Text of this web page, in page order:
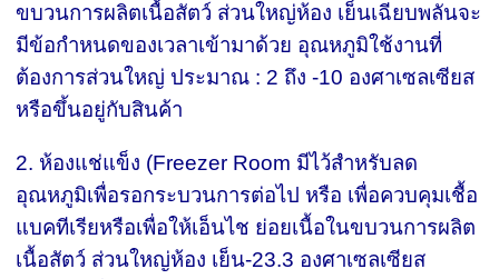
ขบวนการผลิตเนื้อสัตว์ ส่วนใหญ่ห้อง เย็นเฉียบพลันจะ
มีข้อกำหนดของเวลาเข้ามาด้วย อุณหภูมิใช้งานที่
ต้องการส่วนใหญ่ ประมาณ : 2 ถึง -10 องศาเซลเซียส
หรือขึ้นอยู่กับสินค้า
2. ห้องแช่แข็ง (Freezer Room มีไว้สำหรับลด
อุณหภูมิเพื่อรอกระบวนการต่อไป หรือ เพื่อควบคุมเชื้อ
แบคทีเรียหรือเพื่อให้เอ็นไช ย่อยเนื้อในขบวนการผลิต
เนื้อสัตว์ ส่วนใหญ่ห้อง เย็น-23.3 องศาเซลเซียส